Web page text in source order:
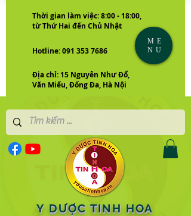
Thời gian làm việc: 8:00 - 18:00,
từ Thứ Hai đến Chủ Nhật
Hotline: 091 353 7686
Địa chỉ: 15 Nguyễn Như Đổ,
Văn Miếu, Đống Đa, Hà Nội
Y DƯỢC TINH HOA
ME
NU